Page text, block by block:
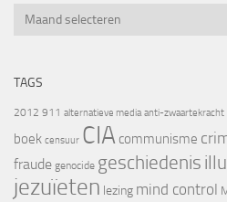
Archief
TAGS
2012 911 alternatieve media anti-zwaartekracht
boek censuur CIA communisme
fraude genocide geschiedenis
jezuïeten lezing mind control